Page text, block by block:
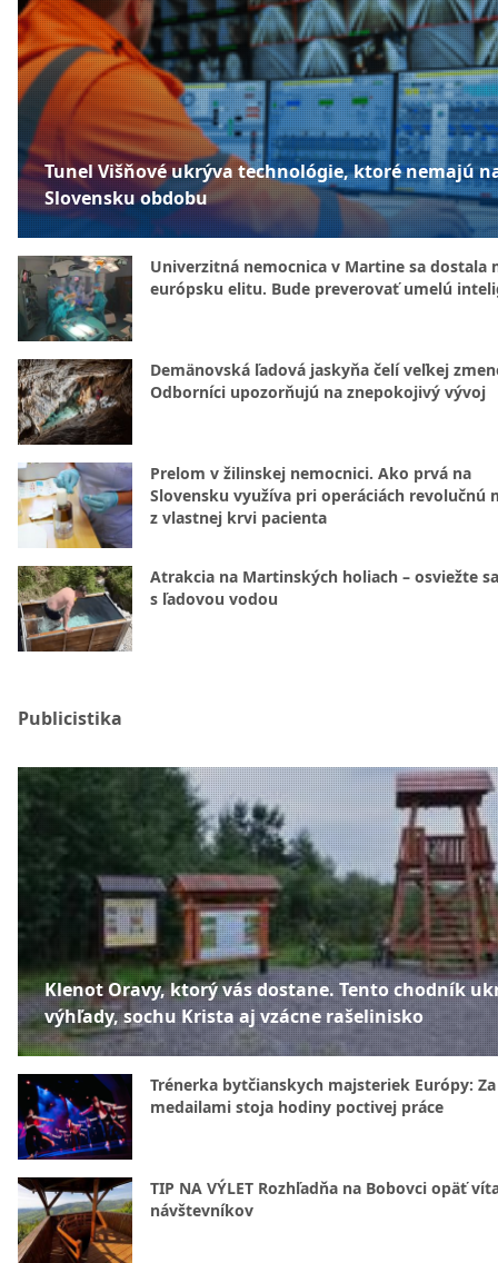
Tunel Višňové ukrýva technológie, ktoré nemajú
Slovensku obdobu
Univerzitná nemocnica v Martine sa dostala
európsku elitu. Bude preverovať umelú
Demänovská ľadová jaskyňa čelí veľkej
Odborníci upozorňujú na znepokojivý vývoj
Prelom v žilinskej nemocnici. Ako prvá na
Slovensku využíva pri operáciách revolučnú
z vlastnej krvi pacienta
Atrakcia na Martinských holiach – osviežte
s ľadovou vodou
Publicistika
Klenot Oravy, ktorý vás dostane. Tento chodník
výhľady, sochu Krista aj vzácne rašelinisko
Trénerka bytčianskych majsteriek Európy: Za
medailami stoja hodiny poctivej práce
TIP NA VÝLET Rozhľadňa na Bobovci opäť
návštevníkov